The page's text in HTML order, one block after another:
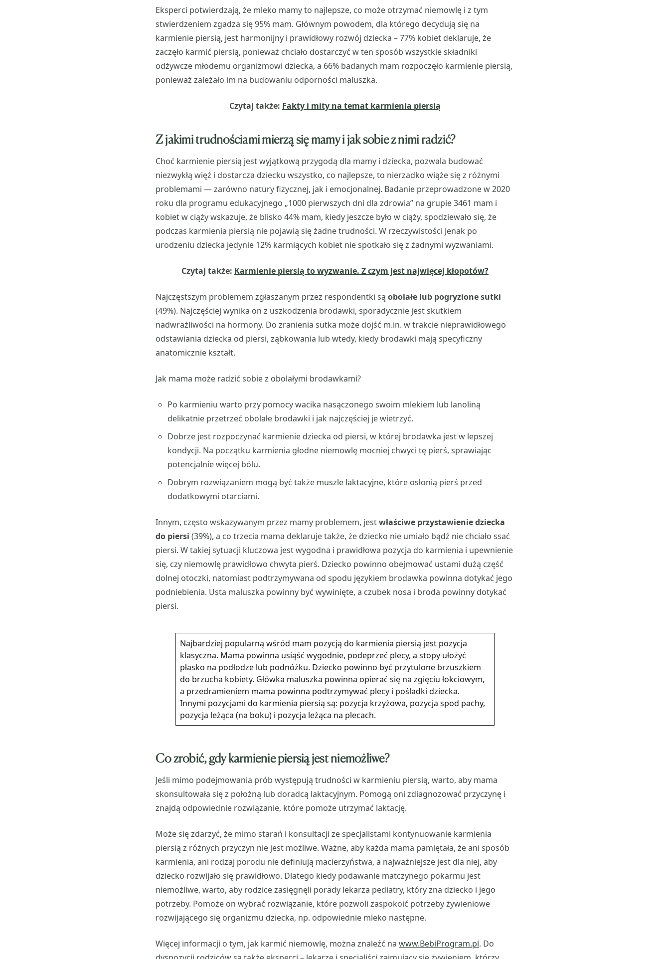
Eksperci potwierdzają, że mleko mamy to najlepsze, co może otrzymać niemowlę i z tym
stwierdzeniem zgadza się 95% mam. Głównym powodem, dla którego decydują się na
karmienie piersią, jest harmonijny i prawidłowy rozwój dziecka – 77% kobiet deklaruje, że
zaczęło karmić piersią, ponieważ chciało dostarczyć w ten sposób wszystkie składniki
odżywcze młodemu organizmowi dziecka, a 66% badanych mam rozpoczęło karmienie piersią,
ponieważ zależało im na budowaniu odporności maluszka.
Czytaj także: Fakty i mity na temat karmienia piersią
Z jakimi trudnościami mierzą się mamy i jak sobie z nimi radzić?
Choć karmienie piersią jest wyjątkową przygodą dla mamy i dziecka, pozwala budować
niezwykłą więź i dostarcza dziecku wszystko, co najlepsze, to nierzadko wiąże się z różnymi
problemami — zarówno natury fizycznej, jak i emocjonalnej. Badanie przeprowadzone w 2020
roku dla programu edukacyjnego „1000 pierwszych dni dla zdrowia” na grupie 3461 mam i
kobiet w ciąży wskazuje, że blisko 44% mam, kiedy jeszcze było w ciąży, spodziewało się, że
podczas karmienia piersią nie pojawią się żadne trudności. W rzeczywistości Jenak po
urodzeniu dziecka jedynie 12% karmiących kobiet nie spotkało się z żadnymi wyzwaniami.
Czytaj także: Karmienie piersią to wyzwanie. Z czym jest najwięcej kłopotów?
Najczęstszym problemem zgłaszanym przez respondentki są obolałe lub pogryzione sutki
(49%). Najczęściej wynika on z uszkodzenia brodawki, sporadycznie jest skutkiem
nadwrażliwości na hormony. Do zranienia sutka może dojść m.in. w trakcie nieprawidłowego
odstawiania dziecka od piersi, ząbkowania lub wtedy, kiedy brodawki mają specyficzny
anatomicznie kształt.
Jak mama może radzić sobie z obolałymi brodawkami?
Po karmieniu warto przy pomocy wacika nasączonego swoim mlekiem lub lanoliną
delikatnie przetrzeć obolałe brodawki i jak najczęściej je wietrzyć.
Dobrze jest rozpoczynać karmienie dziecka od piersi, w której brodawka jest w lepszej
kondycji. Na początku karmienia głodne niemowlę mocniej chwyci tę pierś, sprawiając
potencjalnie więcej bólu.
Dobrym rozwiązaniem mogą być także muszle laktacyjne, które osłonią pierś przed
dodatkowymi otarciami.
Innym, często wskazywanym przez mamy problemem, jestwłaściwe przystawienie dziecka
do piersi (39%), a co trzecia mama deklaruje także, że dziecko nie umiało bądź nie chciało ssać
piersi. W takiej sytuacji kluczowa jest wygodna i prawidłowa pozycja do karmienia i upewnienie
się, czy niemowlę prawidłowo chwyta pierś. Dziecko powinno obejmować ustami dużą część
dolnej otoczki, natomiast podtrzymywana od spodu językiem brodawka powinna dotykać jego
podniebienia. Usta maluszka powinny być wywinięte, a czubek nosa i broda powinny dotykać
piersi.
Najbardziej popularną wśród mam pozycją do karmienia piersią jest pozycja
klasyczna. Mama powinna usiąść wygodnie, podeprzeć plecy, a stopy ułożyć
płasko na podłodze lub podnóżku. Dziecko powinno być przytulone brzuszkiem
do brzucha kobiety. Główka maluszka powinna opierać się na zgięciu łokciowym,
a przedramieniem mama powinna podtrzymywać plecy i pośladki dziecka.
Innymi pozycjami do karmienia piersią są: pozycja krzyżowa, pozycja spod pachy,
pozycja leżąca (na boku) i pozycja leżąca na plecach.
Co zrobić, gdy karmienie piersią jest niemożliwe?
Jeśli mimo podejmowania prób występują trudności w karmieniu piersią, warto, aby mama
skonsultowała się z położną lub doradcą laktacyjnym. Pomogą oni zdiagnozować przyczynę i
znajdą odpowiednie rozwiązanie, które pomoże utrzymać laktację.
Może się zdarzyć, że mimo starań i konsultacji ze specjalistami kontynuowanie karmienia
piersią z różnych przyczyn nie jest możliwe. Ważne, aby każda mama pamiętała, że ani sposób
karmienia, ani rodzaj porodu nie definiują macierzyństwa, a najważniejsze jest dla niej, aby
dziecko rozwijało się prawidłowo. Dlatego kiedy podawanie matczynego pokarmu jest
niemożliwe, warto, aby rodzice zasięgnęli porady lekarza pediatry, który zna dziecko i jego
potrzeby. Pomoże on wybrać rozwiązanie, które pozwoli zaspokoić potrzeby żywieniowe
rozwijającego się organizmu dziecka, np. odpowiednie mleko następne.
Więcej informacji o tym, jak karmić niemowlę, można znaleźć na www.BebiProgram.pl. Do